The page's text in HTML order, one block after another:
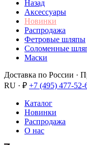
Назад
Аксессуары
Новинки
Распродажа
Фетровые шляпы
Соломенные
Маски
Доставка по России ·
RU · ₽ +7 (495) 477-52-
Каталог
Новинки
Распродажа
О нас